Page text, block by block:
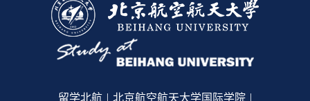
留学北航 | 北京航空航天大学国际学院 |